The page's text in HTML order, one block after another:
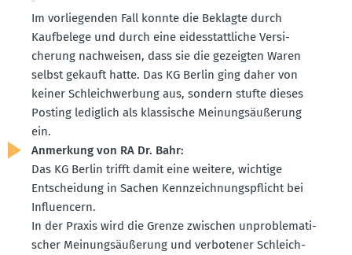
Im vorlie­genden Fall konnte die Beklagte durch
Kaufbelege und durch eine eides­statt­liche Versi­
cherung nachweisen, dass sie die gezeigten Waren
selbst gekauft hatte. Das KG Berlin ging daher von
keiner Schleich­werbung aus, sondern stufte dieses
Posting lediglich als klassische Meinungs­äu­ßerung
ein.
Anmerkung von RA Dr. Bahr:
Das KG Berlin trifft damit eine weitere, wichtige
Entscheidung in Sachen Kennzeich­nungs­pflicht bei
Influ­encern.
In der Praxis wird die Grenze zwischen unpro­ble­ma­ti­
scher Meinungs­äu­ßerung und verbo­tener Schleich­